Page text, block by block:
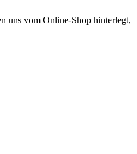
uns vom Online-Shop hinterlegt,